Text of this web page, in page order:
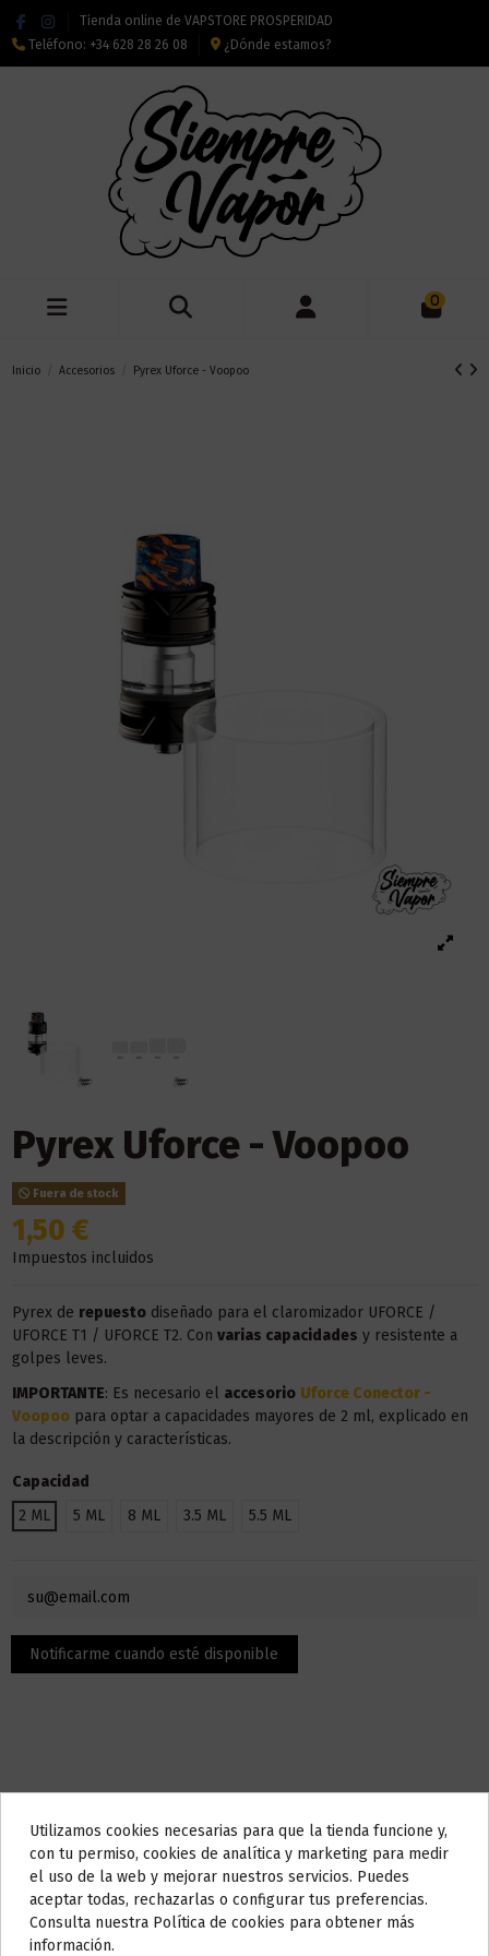
Tienda online de VAPSTORE PROSPERIDAD
Teléfono: +34 628 28 26 08 ¿Dónde estamos?
0
Inicio Accesorios Pyrex Uforce - Voopoo
Pyrex Uforce - Voopoo
Fuera de stock
1,50 €
Impuestos incluidos
Pyrex de repuestodiseñado para el claromizador UFORCE /
UFORCE T1 / UFORCE T2. Con varias capacidades y resistente a
golpes leves.
IMPORTANTE: Es necesario el accesorio Uforce Conector -
Voopoopara optar a capacidades mayores de 2 ml, explicado en
la descripción y características.
Capacidad
2 ML
5 ML 8 ML 3.5 ML 5.5 ML
Descripción
Características:
Do not show again.
AVISO IMPORTANTE
Nos tomamos unos días
Utilizamos cookies necesarias para que la tienda funcione y,
con tu permiso, cookies de analítica y marketing para medir
el uso de la web y mejorar nuestros servicios. Puedes
aceptar todas, rechazarlas o configurar tus preferencias.
Consulta nuestra Política de cookies para obtener más
información.